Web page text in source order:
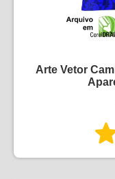
Arte Vetor